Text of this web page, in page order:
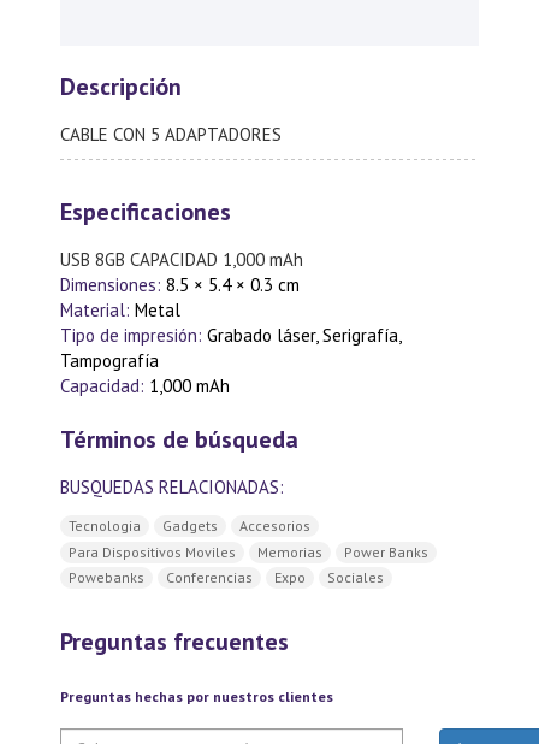
Descripción
CABLE CON 5 ADAPTADORES
Especificaciones
USB 8GB CAPACIDAD 1,000 mAh
Dimensiones: 8.5 × 5.4 × 0.3 cm
Material: Metal
Tipo de impresión: Grabado láser, Serigrafía,
Tampografía
Capacidad: 1,000 mAh
Términos de búsqueda
BUSQUEDAS RELACIONADAS:
Tecnologia Gadgets
Accesorios
Para Dispositivos Moviles
Memorias
Power Banks
Powebanks
Conferencias Expo Sociales
Preguntas frecuentes
Preguntas hechas por nuestros clientes